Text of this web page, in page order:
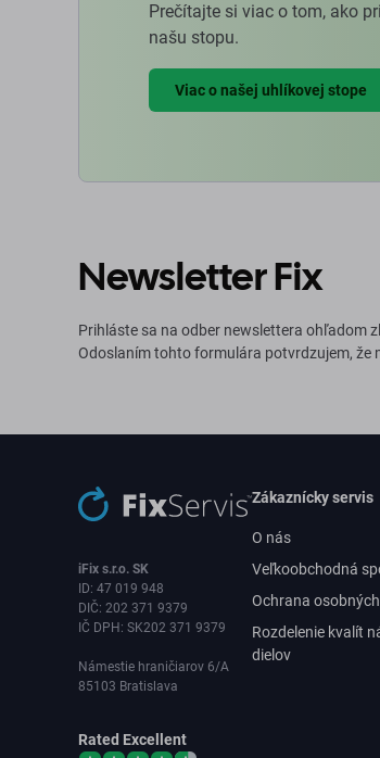
Prečítajte si viac o tom, ako
našu stopu.
Viac o našej uhlíkovej stope
Newsletter Fix
Prihláste sa na odber newslettera ohľadom
Odoslaním tohto formulára potvrdzujem, že
iFix s.r.o. SK
ID: 47 019 948
DIČ: 202 371 9379
IČ DPH: SK202 371 9379
Námestie hraničiarov 6/A
85103 Bratislava
Rated Excellent
Zákaznícky servis
O nás
Veľkoobchodná
Ochrana
Rozdelenie kvalít
dielov